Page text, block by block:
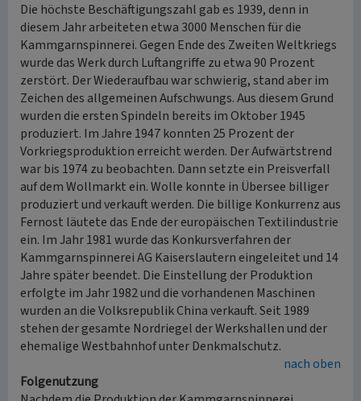
Die höchste Beschäftigungszahl gab es 1939, denn in
diesem Jahr arbeiteten etwa 3000 Menschen für die
Kammgarnspinnerei. Gegen Ende des Zweiten Weltkriegs
wurde das Werk durch Luftangriffe zu etwa 90 Prozent
zerstört. Der Wiederaufbau war schwierig, stand aber im
Zeichen des allgemeinen Aufschwungs. Aus diesem Grund
wurden die ersten Spindeln bereits im Oktober 1945
produziert. Im Jahre 1947 konnten 25 Prozent der
Vorkriegsproduktion erreicht werden. Der Aufwärtstrend
war bis 1974 zu beobachten. Dann setzte ein Preisverfall
auf dem Wollmarkt ein. Wolle konnte in Übersee billiger
produziert und verkauft werden. Die billige Konkurrenz aus
Fernost läutete das Ende der europäischen Textilindustrie
ein. Im Jahr 1981 wurde das Konkursverfahren der
Kammgarnspinnerei AG Kaiserslautern eingeleitet und 14
Jahre später beendet. Die Einstellung der Produktion
erfolgte im Jahr 1982 und die vorhandenen Maschinen
wurden an die Volksrepublik China verkauft. Seit 1989
stehen der gesamte Nordriegel der Werkshallen und der
ehemalige Westbahnhof unter Denkmalschutz.
nach oben
Folgenutzung